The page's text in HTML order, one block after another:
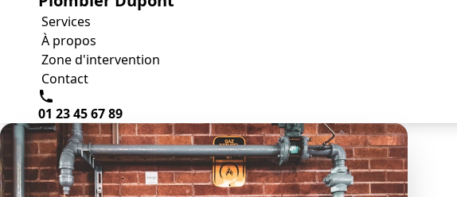
Services
À propos
Zone d'intervention
Contact
01 23 45 67 89